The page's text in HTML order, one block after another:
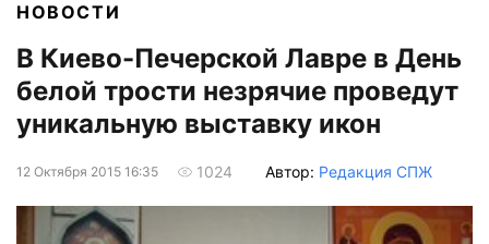
НОВОСТИ
В Киево-Печерской Лавре в День
белой трости незрячие проведут
уникальную выставку икон
12 Октября 2015 16:35 1024 Автор: Редакция СПЖ